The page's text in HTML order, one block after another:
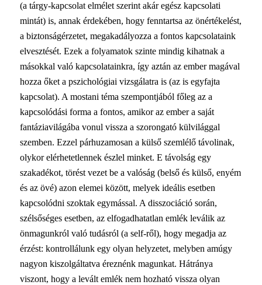
(a tárgy-kapcsolat elmélet szerint akár egész kapcsolati
mintát) is, annak érdekében, hogy fenntartsa az önértékelést,
a biztonságérzetet, megakadályozza a fontos kapcsolataink
elvesztését. Ezek a folyamatok szinte mindig kihatnak a
másokkal való kapcsolatainkra, így aztán az ember magával
hozza őket a pszichológiai vizsgálatra is (az is egyfajta
kapcsolat). A mostani téma szempontjából főleg az a
kapcsolódási forma a fontos, amikor az ember a saját
fantáziavilágába vonul vissza a szorongató külvilággal
szemben. Ezzel párhuzamosan a külső szemlélő távolinak,
olykor elérhetetlennek észlel minket. E távolság egy
szakadékot, törést vezet be a valóság (belső és külső, enyém
és az övé) azon elemei között, melyek ideális esetben
kapcsolódni szoktak egymással. A disszociáció során,
szélsőséges esetben, az elfogadhatatlan emlék leválik az
önmagunkról való tudásról (a self-ről), hogy megadja az
érzést: kontrollálunk egy olyan helyzetet, melyben amúgy
nagyon kiszolgáltatva éreznénk magunkat. Hátránya
viszont, hogy a levált emlék nem hozható vissza olyan